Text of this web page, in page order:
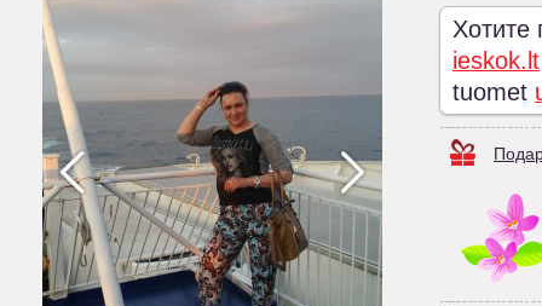
Хотите
ieskok.lt
tuomet